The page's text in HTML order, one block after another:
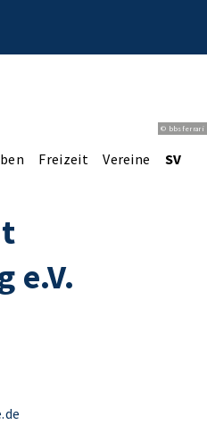
© bbsferrari
Freizeit Vereine SV
e.V.